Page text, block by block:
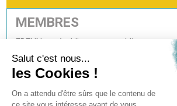
MEMBRES
EDENN, un établissement public
qui regroupe les collectivités suivantes: